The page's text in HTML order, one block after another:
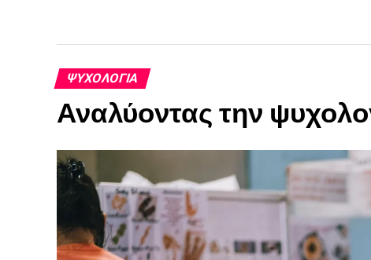
ΨΥΧΟΛΟΓΊΑ
Αναλύοντας την